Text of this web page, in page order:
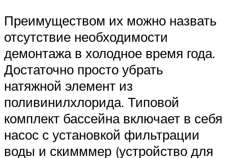
Преимуществом их можно назвать
отсутствие необходимости
демонтажа в холодное время года.
Достаточно просто убрать
натяжной элемент из
поливинилхлорида. Типовой
комплект бассейна включает в себя
насос с установкой фильтрации
воды и скимммер (устройство для